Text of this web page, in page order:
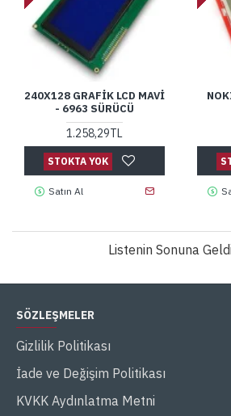
240X128 GRAFIK LCD MAVI
- 6963 SÜRÜCÜ
1.258,29TL
STOKTA YOK
Satın Al
Listenin Sonuna
SÖZLEŞMELER
Gizlilik Politikası
İade ve Değişim Politikası
KVKK Aydınlatma Metni